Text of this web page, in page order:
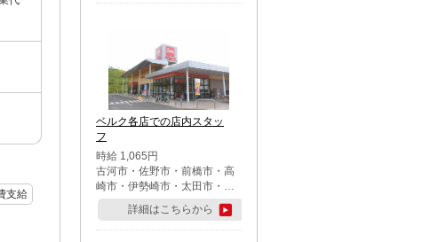
支給
ベルク各店での店内スタッ
フ
時給 1,065円
古河市・佐野市・前橋市・高
崎市・伊勢崎市・太田市・館
林市・藤岡市・大泉町・さい
たま市北区・川越市・熊谷
市・行田市・秩父市・所沢
詳細はこちらから